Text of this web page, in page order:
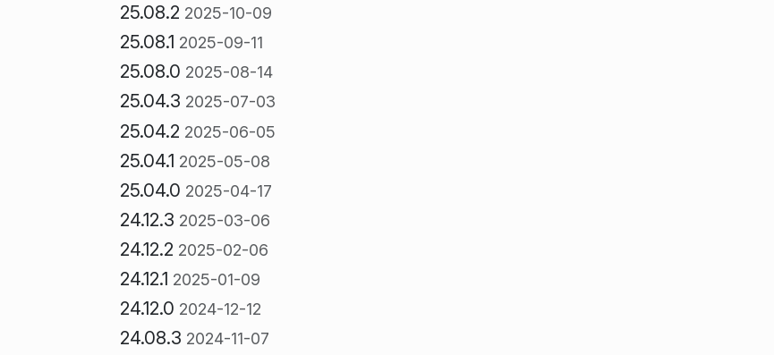
25.08.2 2025-10-09
25.08.1 2025-09-11
25.08.0 2025-08-14
25.04.3 2025-07-03
25.04.2 2025-06-05
25.04.1 2025-05-08
25.04.0 2025-04-17
24.12.3 2025-03-06
24.12.2 2025-02-06
24.12.1 2025-01-09
24.12.0 2024-12-12
24.08.3 2024-11-07